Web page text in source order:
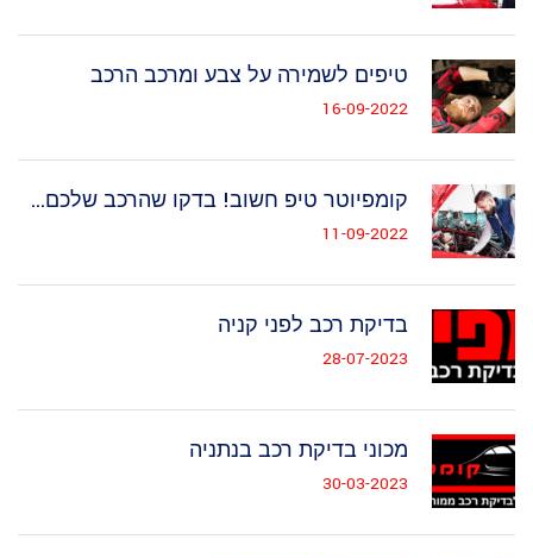
טיפים לשמירה על צבע ומרכב הרכב
16-09-2022
קומפיוטר טיפ חשוב! בדקו שהרכב שלכם...
11-09-2022
בדיקת רכב לפני קניה
28-07-2023
מכוני בדיקת רכב בנתניה
30-03-2023